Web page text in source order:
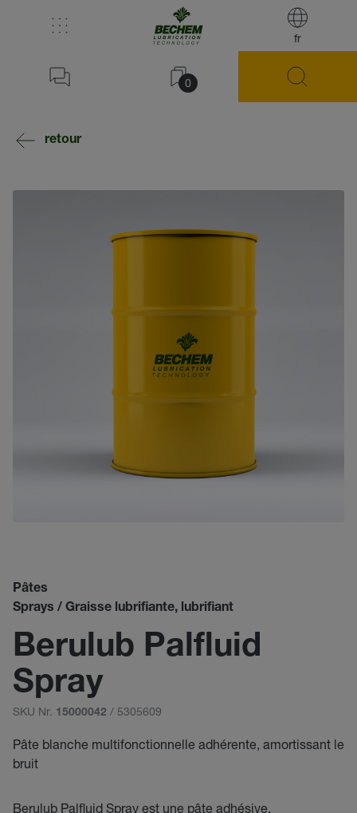
fr
0
retour
Pâtes
Sprays / Graisse lubrifiante, lubrifiant
Berulub Palfluid
Spray
SKU Nr. 15000042 / 5305609
Pâte blanche multifonctionnelle adhérente, amortissant le
bruit
Berulub Palfluid Spray est une pâte adhésive,